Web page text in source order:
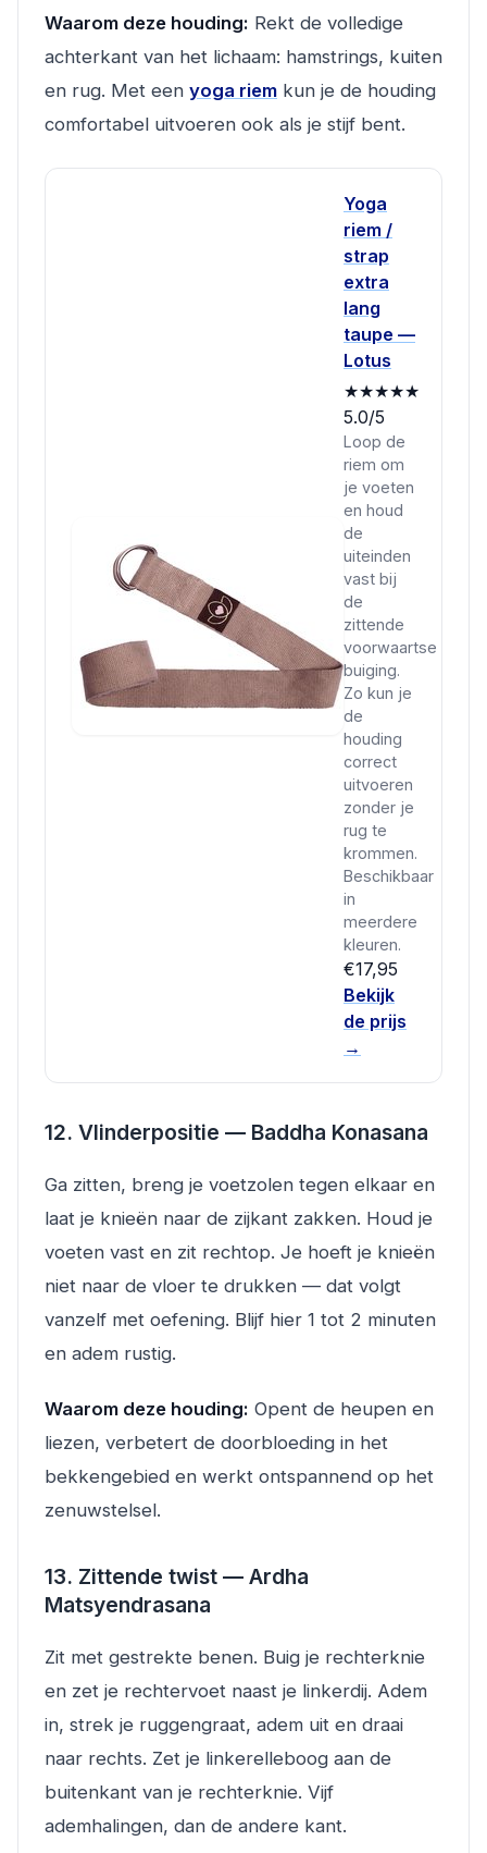
Waarom deze houding: Rekt de volledige
achterkant van het lichaam: hamstrings, kuiten
en rug. Met een yoga riem kun je de houding
comfortabel uitvoeren ook als je stijf bent.
Yoga
riem /
strap
extra
lang
taupe —
Lotus
★★★★★
5.0/5
Loop de
riem om
je voeten
en houd
de
uiteinden
vast bij
de
zittende
voorwaartse
buiging.
Zo kun je
de
houding
correct
uitvoeren
zonder je
rug te
krommen.
Beschikbaar
in
meerdere
kleuren.
€17,95
Bekijk
de prijs
→
12. Vlinderpositie — Baddha Konasana
Ga zitten, breng je voetzolen tegen elkaar en
laat je knieën naar de zijkant zakken. Houd je
voeten vast en zit rechtop. Je hoeft je knieën
niet naar de vloer te drukken — dat volgt
vanzelf met oefening. Blijf hier 1 tot 2 minuten
en adem rustig.
Waarom deze houding: Opent de heupen en
liezen, verbetert de doorbloeding in het
bekkengebied en werkt ontspannend op het
zenuwstelsel.
13. Zittende twist — Ardha
Matsyendrasana
Zit met gestrekte benen. Buig je rechterknie
en zet je rechtervoet naast je linkerdij. Adem
in, strek je ruggengraat, adem uit en draai
naar rechts. Zet je linkerelleboog aan de
buitenkant van je rechterknie. Vijf
ademhalingen, dan de andere kant.